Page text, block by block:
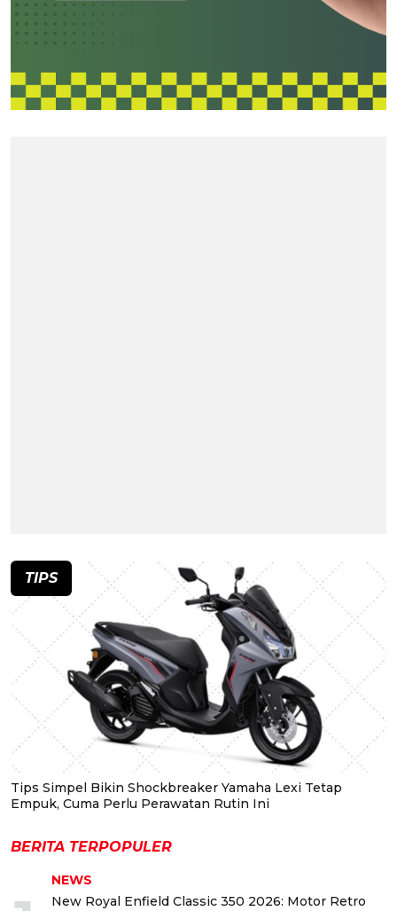
TIPS
Tips Simpel Bikin Shockbreaker Yamaha Lexi Tetap
Empuk, Cuma Perlu Perawatan Rutin Ini
BERITA TERPOPULER
NEWS
New Royal Enfield Classic 350 2026: Motor Retro